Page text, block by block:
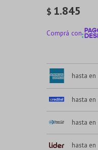
$ 1.845
Comprá con
hasta en
hasta en
hasta en
hasta en